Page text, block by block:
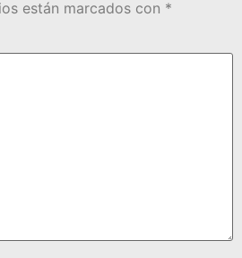
están marcados con *